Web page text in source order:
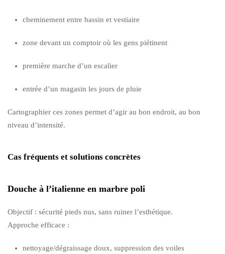
cheminement entre bassin et vestiaire
zone devant un comptoir où les gens piétinent
première marche d’un escalier
entrée d’un magasin les jours de pluie
Cartographier ces zones permet d’agir au bon endroit, au bon
niveau d’intensité.
Cas fréquents et solutions concrètes
Douche à l’italienne en marbre poli
Objectif : sécurité pieds nus, sans ruiner l’esthétique.
Approche efficace :
nettoyage/dégraissage doux, suppression des voiles